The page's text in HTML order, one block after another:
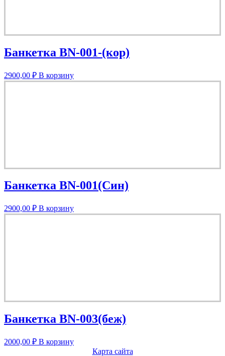
Банкетка BN-001-(кор)
2900,00 ₽ В корзину
Банкетка BN-001(Син)
2900,00 ₽ В корзину
Банкетка BN-003(беж)
2000,00 ₽ В корзину
Карта сайта